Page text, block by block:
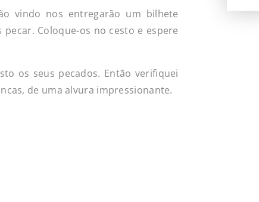
vindo nos entregarão um bilhete
Coloque-os no cesto e espere
os seus pecados. Então verifiquei
de uma alvura impressionante.